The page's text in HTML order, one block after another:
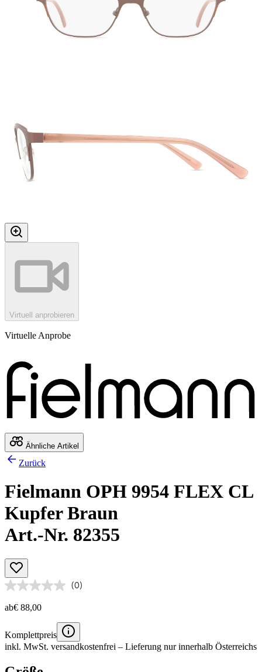
Virtuell anprobieren
Virtuelle Anprobe
Ähnliche Artikel
Zurück
Fielmann OPH 9954 FLEX CL
Kupfer Braun
Art.-Nr. 82355
(0)
ab€ 88,00
Komplettpreis
inkl. MwSt. versandkostenfrei – Lieferung nur innerhalb Österreichs